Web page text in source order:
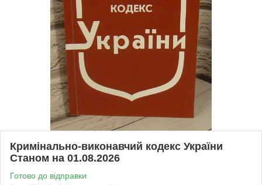
Кримінально-виконавчий кодекс України
Станом на 01.08.2026
Готово до відправки